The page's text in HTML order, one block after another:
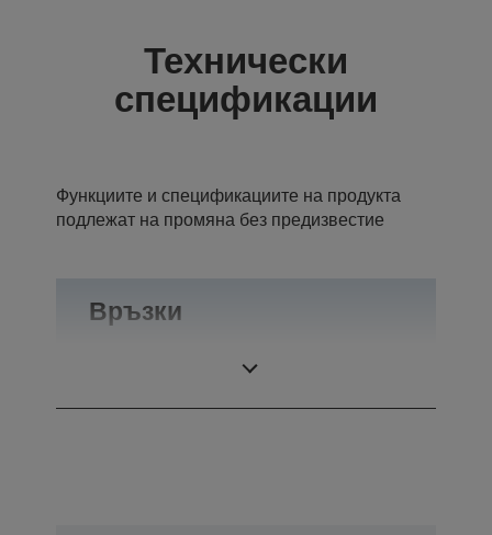
Технически
спецификации
Функциите и спецификациите на продукта
подлежат на промяна без предизвестие
Връзки